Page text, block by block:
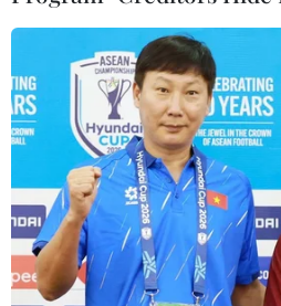
Người dân đeo khẩu trang phòng
Quốc ngày 26/1. (Ảnh:
Với việc tất cả các quy tắc
trừ đeo khẩu trang sẽ kết
người dân Hàn Quốc đang
sống bình thường trước khi